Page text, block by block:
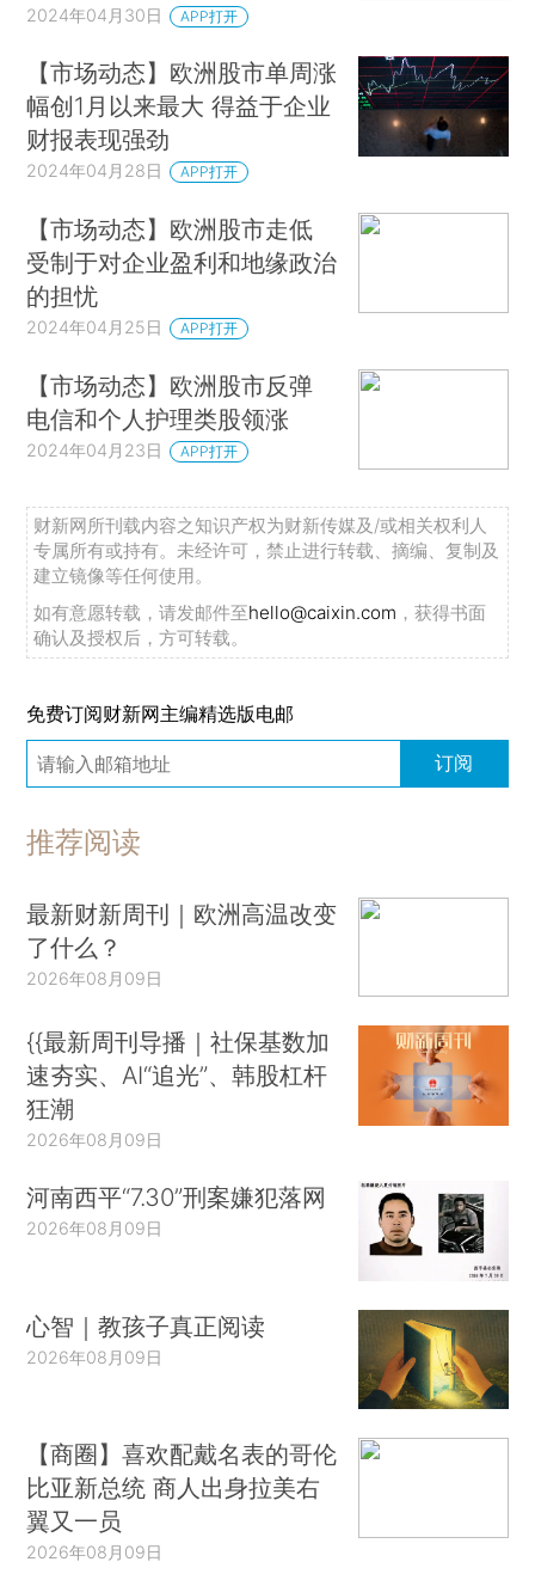
2024年04月30日 APP打开
【市场动态】欧洲股市单周涨
幅创1月以来最大 得益于企业
财报表现强劲
2024年04月28日 APP打开
【市场动态】欧洲股市走低
受制于对企业盈利和地缘政治
的担忧
2024年04月25日 APP打开
【市场动态】欧洲股市反弹
电信和个人护理类股领涨
2024年04月23日 APP打开
财新网所刊载内容之知识产权为财新传媒及/或相关权利人
专属所有或持有。未经许可，禁止进行转载、摘编、复制及
建立镜像等任何使用。
如有意愿转载，请发邮件至hello@caixin.com ，获得书面
确认及授权后，方可转载。
免费订阅财新网主编精选版电邮
订阅
推荐阅读
最新财新周刊｜欧洲高温改变
了什么？
2026年08月09日
{{最新周刊导播｜社保基数加
速夯实、AI“追光”、韩股杠杆
狂潮
2026年08月09日
河南西平“7.30”刑案嫌犯落网
2026年08月09日
心智｜教孩子真正阅读
2026年08月09日
【商圈】喜欢配戴名表的哥伦
比亚新总统 商人出身拉美右
翼又一员
2026年08月09日